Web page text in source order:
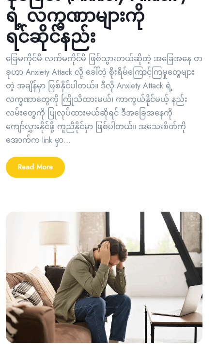
ရဲ့ လက္ခဏာများကို
ရင်ဆိုင်နည်း
ခြေမကိုင်မိ လက်မကိုင်မိ ဖြစ်သွားတယ်ဆိုတဲ့ အခြေအနေ တ
ခုဟာ Anxiety Attack လို့ ခေါ်တဲ့ စိုးရိမ်ကြောင့်ကြမှုတွေများ
တဲ့ အချိန်မှာ ဖြစ်နိုင်ပါတယ်။ ဒီလို Anxiety Attack ရဲ့
လက္ခဏာတွေကို ကြိုသိထားမယ်၊ ကာကွယ်နိုင်မယ့် နည်း
လမ်းတွေကို ပြုလုပ်ထားမယ်ဆိုရင် ဒီအခြေအနေကို
ကျော်လွှားနိုင်ဖို့ ကူညီနိုင်မှာ ဖြစ်ပါတယ်။ အသေးစိတ်ကို
အောက်က link မှာ...
Read More